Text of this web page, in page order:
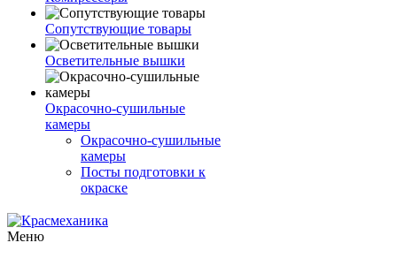
Сопутствующие товары
Осветительные вышки
Окрасочно-сушильные
камеры
Окрасочно-сушильные
камеры
Посты подготовки к
окраске
Меню